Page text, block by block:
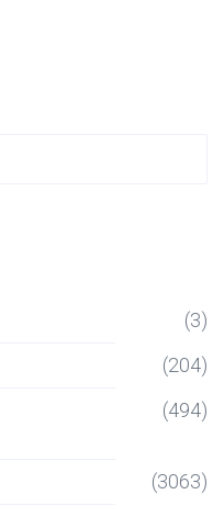
(3)
(204)
(494)
(3063)